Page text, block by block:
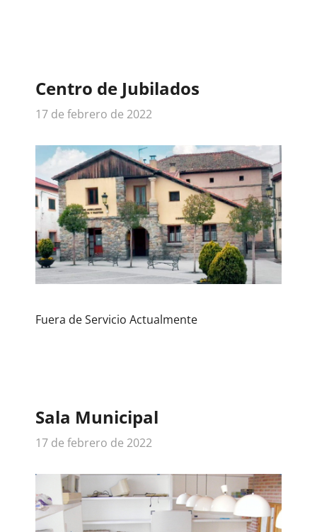
Centro de Jubilados
17 de febrero de 2022
Fuera de Servicio Actualmente
Sala Municipal
17 de febrero de 2022